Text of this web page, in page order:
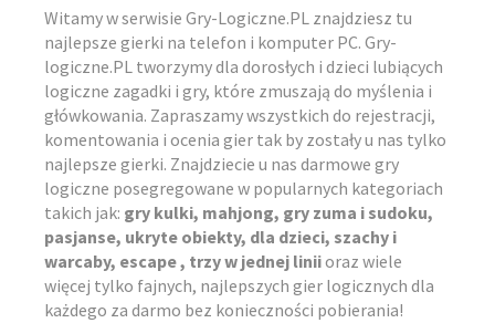
Witamy w serwisie Gry-Logiczne.PL znajdziesz tu
najlepsze gierki na telefon i komputer PC. Gry-
logiczne.PL tworzymy dla dorosłych i dzieci lubiących
logiczne zagadki i gry, które zmuszają do myślenia i
główkowania. Zapraszamy wszystkich do rejestracji,
komentowania i ocenia gier tak by zostały u nas tylko
najlepsze gierki. Znajdziecie u nas darmowe gry
logiczne posegregowane w popularnych kategoriach
takich jak: gry kulki, mahjong, gry zuma i sudoku,
pasjanse, ukryte obiekty, dla dzieci, szachy i
warcaby, escape , trzy w jednej liniioraz wiele
więcej tylko fajnych, najlepszych gier logicznych dla
każdego za darmo bez konieczności pobierania!